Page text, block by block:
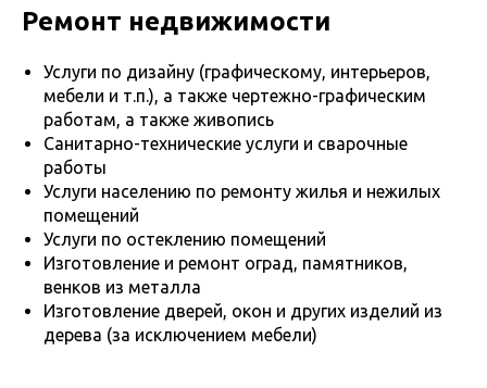
Ремонт недвижимости
Услуги по дизайну (графическому, интерьеров,
мебели и т.п.), а также чертежно-графическим
работам, а также живопись
Санитарно-технические услуги и сварочные
работы
Услуги населению по ремонту жилья и нежилых
помещений
Услуги по остеклению помещений
Изготовление и ремонт оград, памятников,
венков из металла
Изготовление дверей, окон и других изделий из
дерева (за исключением мебели)